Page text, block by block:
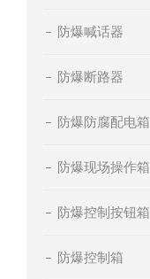
防爆喊话器
防爆断路器
防爆防腐配电箱
防爆现场操作箱
防爆控制按钮箱
防爆控制箱